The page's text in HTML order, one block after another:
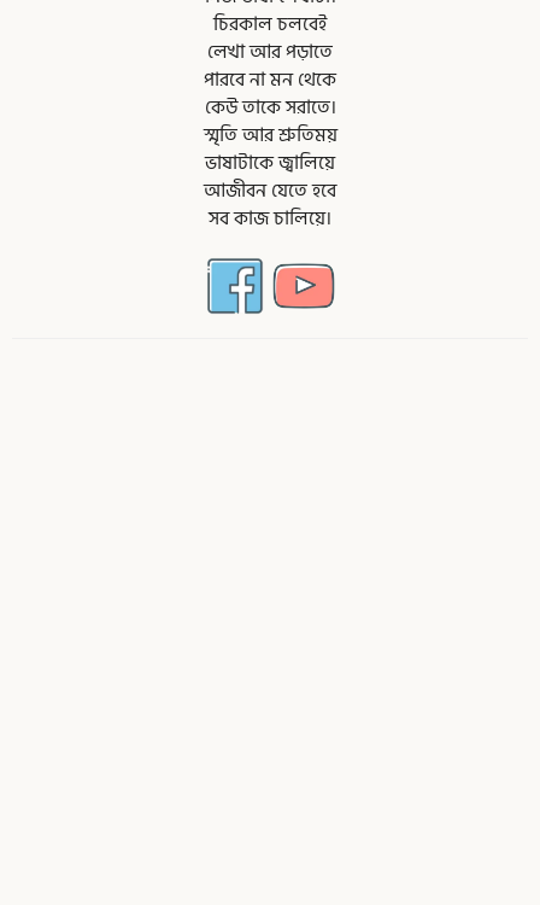
চিরকাল চলবেই
লেখা আর পড়াতে
পারবে না মন থেকে
কেউ তাকে সরাতে।
স্মৃতি আর শ্রুতিময়
ভাষাটাকে জ্বালিয়ে
আজীবন যেতে হবে
সব কাজ চালিয়ে।